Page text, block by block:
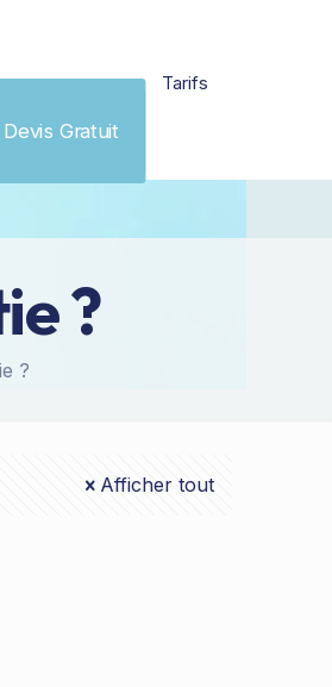
Devis Gratuit
Tarifs
?
?
Afficher tout